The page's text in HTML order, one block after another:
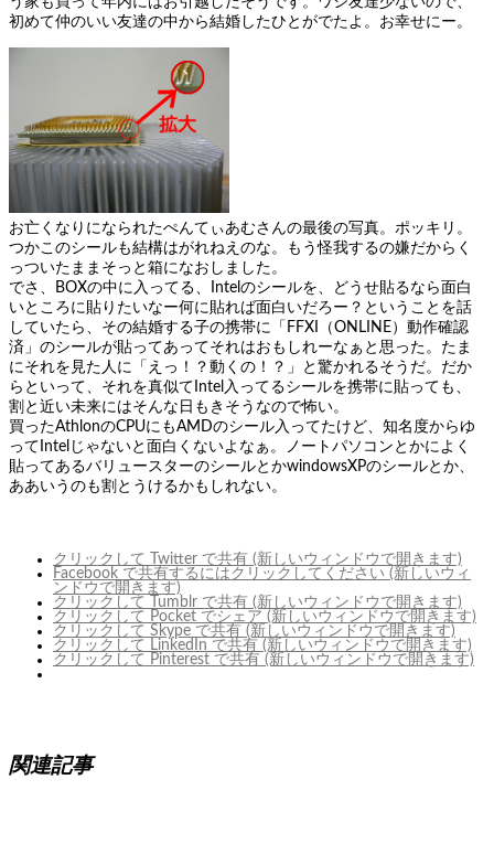
初めて仲のいい友達の中から結婚したひとがでたよ。お幸せにー。
お亡くなりになられたぺんてぃあむさんの最後の写真。ポッキリ。
つかこのシールも結構はがれねえのな。もう怪我するの嫌だからく
っついたままそっと箱になおしました。
でさ、BOXの中に入ってる、Intelのシールを、どうせ貼るなら面白
いところに貼りたいなー何に貼れば面白いだろー？ということを話
していたら、その結婚する子の携帯に「FFXI（ONLINE）動作確認
済」のシールが貼ってあってそれはおもしれーなぁと思った。たま
にそれを見た人に「えっ！？動くの！？」と驚かれるそうだ。だか
らといって、それを真似てIntel入ってるシールを携帯に貼っても、
割と近い未来にはそんな日もきそうなので怖い。
買ったAthlonのCPUにもAMDのシール入ってたけど、知名度からゆ
ってIntelじゃないと面白くないよなぁ。ノートパソコンとかによく
貼ってあるバリュースターのシールとかwindowsXPのシールとか、
ああいうのも割とうけるかもしれない。
クリックして Twitter で共有 (新しいウィンドウで開きます)
Facebook で共有するにはクリックしてください (新しいウィ
ンドウで開きます)
クリックして Tumblr で共有 (新しいウィンドウで開きます)
クリックして Pocket でシェア (新しいウィンドウで開きます)
クリックして Skype で共有 (新しいウィンドウで開きます)
クリックして LinkedIn で共有 (新しいウィンドウで開きます)
クリックして Pinterest で共有 (新しいウィンドウで開きます)
関連記事